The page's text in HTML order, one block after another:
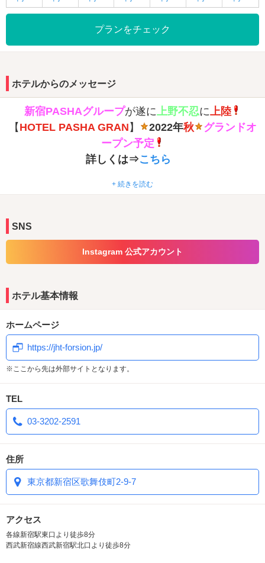
プランをチェック
ホテルからのメッセージ
新宿PASHAグループが遂に上野不忍に上陸
【 HOTEL PASHA GRAN 】 2022年秋
グランドオ
ープン予定
詳しくは⇒こちら
キャンペーン
無料モーニングサービス
無料貸し出しシャンプーセット
+ 続きを読む
SNS
Instagram 公式アカウント
ホテル基本情報
ホームページ
https://jht-forsion.jp/
※ここから先は外部サイトとなります。
TEL
03-3202-2591
住所
東京都新宿区歌舞伎町2-9-7
アクセス
各線新宿駅東口より徒歩8分
西武新宿線西武新宿駅北口より徒歩8分